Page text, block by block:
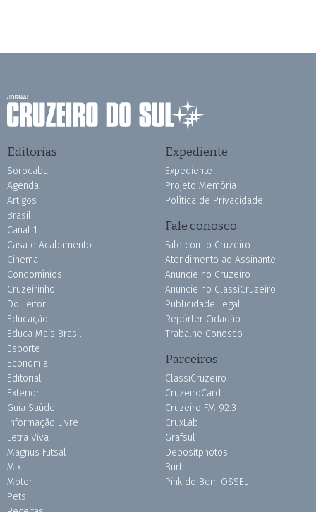
Editorias
Sorocaba
Agenda
Artigos
Brasil
Canal 1
Casa e Acabamento
Cinema
Condomínios
Cruzeirinho
Do Leitor
Educação
Educa Mais Brasil
Esporte
Economia
Editorial
Exterior
Guia Saúde
Informação Livre
Letra Viva
Magnus Futsal
Mix
Motor
Pets
Expediente
Expediente
Projeto Memória
Política de Privacidade
Fale conosco
Fale com o Cruzeiro
Atendimento ao Assinante
Anuncie no Cruzeiro
Anuncie no ClassiCruzeiro
Publicidade Legal
Repórter Cidadão
Trabalhe Conosco
Parceiros
ClassiCruzeiro
CruzeiroCard
Cruzeiro FM 92.3
CruxLab
Grafsul
Depositphotos
Burh
Pink do Bem OSSEL